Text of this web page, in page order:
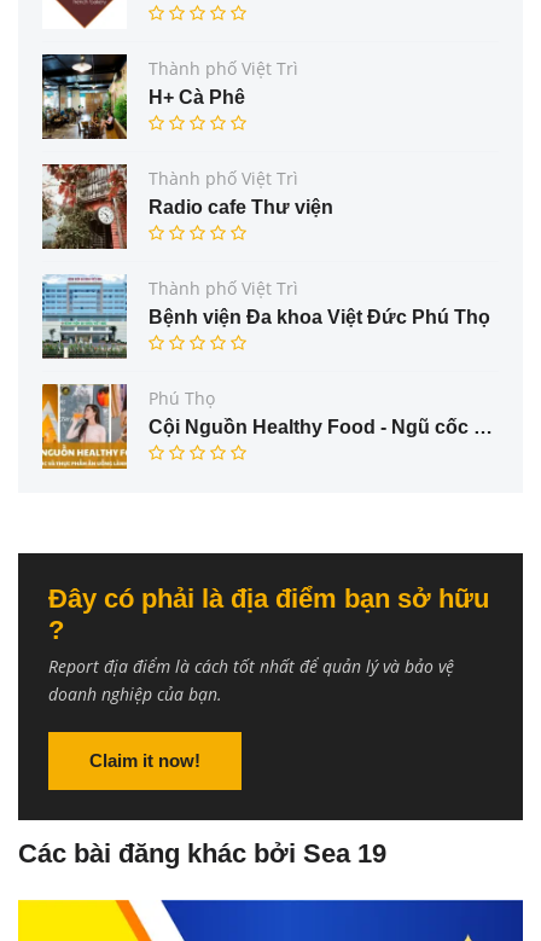
Thành phố Việt Trì
H+ Cà Phê
Thành phố Việt Trì
Radio cafe Thư viện
Thành phố Việt Trì
Bệnh viện Đa khoa Việt Đức Phú Thọ
Phú Thọ
Cội Nguồn Healthy Food - Ngũ cốc và thực phẩm ăn uống lành mạnh
Đây có phải là địa điểm bạn sở hữu
?
Report địa điểm là cách tốt nhất để quản lý và bảo vệ
doanh nghiệp của bạn.
Claim it now!
Các bài đăng khác bởi Sea 19